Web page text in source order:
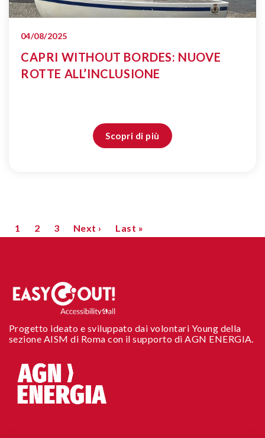
04/08/2025
CAPRI WITHOUT BORDES: NUOVE
ROTTE ALL’INCLUSIONE
Scopri di più
PAGINAZIONE
Pagina
1 Page
2 Page
3
Pagina
Next ›
Ultima
Last »
Progetto ideato e sviluppato dai volontari Young della
sezione AISM di Roma con il supporto di AGN ENERGIA.